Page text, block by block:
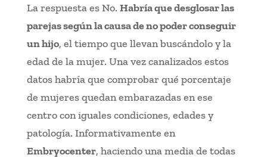
La respuesta es No. Habría que desglosar las
parejas según la causa de no poder conseguir
un hijo, el tiempo que llevan buscándolo y la
edad de la mujer. Una vez canalizados estos
datos habría que comprobar qué porcentaje
de mujeres quedan embarazadas en ese
centro con iguales condiciones, edades y
patología. Informativamente en
Embryocenter, haciendo una media de todas